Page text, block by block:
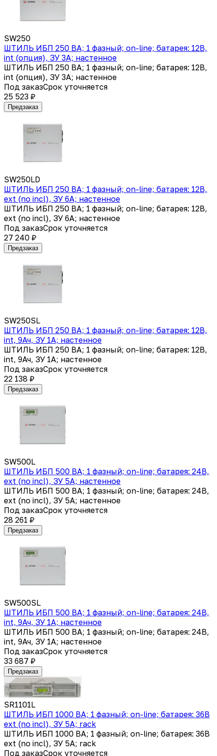
SW250
ШТИЛЬ ИБП 250 ВА; 1 фазный; on-line; батарея: 12В,
int (опция), ЗУ 3А; настенное
ШТИЛЬ ИБП 250 ВА; 1 фазный; on-line; батарея: 12В,
int (опция), ЗУ 3А; настенное
Под заказСрок уточняется
25 523 ₽
Предзаказ
SW250LD
ШТИЛЬ ИБП 250 ВА; 1 фазный; on-line; батарея: 12В,
ext (no incl), ЗУ 6А; настенное
ШТИЛЬ ИБП 250 ВА; 1 фазный; on-line; батарея: 12В,
ext (no incl), ЗУ 6А; настенное
Под заказСрок уточняется
27 240 ₽
Предзаказ
SW250SL
ШТИЛЬ ИБП 250 ВА; 1 фазный; on-line; батарея: 12В,
int, 9Ач, ЗУ 1А; настенное
ШТИЛЬ ИБП 250 ВА; 1 фазный; on-line; батарея: 12В,
int, 9Ач, ЗУ 1А; настенное
Под заказСрок уточняется
22 138 ₽
Предзаказ
SW500L
ШТИЛЬ ИБП 500 ВА; 1 фазный; on-line; батарея: 24В,
ext (no incl), ЗУ 5А; настенное
ШТИЛЬ ИБП 500 ВА; 1 фазный; on-line; батарея: 24В,
ext (no incl), ЗУ 5А; настенное
Под заказСрок уточняется
28 261 ₽
Предзаказ
SW500SL
ШТИЛЬ ИБП 500 ВА; 1 фазный; on-line; батарея: 24В,
int, 9Ач, ЗУ 1А; настенное
ШТИЛЬ ИБП 500 ВА; 1 фазный; on-line; батарея: 24В,
int, 9Ач, ЗУ 1А; настенное
Под заказСрок уточняется
33 687 ₽
Предзаказ
SR1101L
ШТИЛЬ ИБП 1000 ВА; 1 фазный; on-line; батарея: 36В
ext (no incl), ЗУ 5А; rack
ШТИЛЬ ИБП 1000 ВА; 1 фазный; on-line; батарея: 36В
ext (no incl), ЗУ 5А; rack
Под заказСрок уточняется